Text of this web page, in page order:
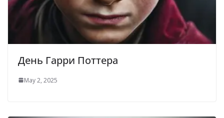
День Гарри Поттера
May 2, 2025